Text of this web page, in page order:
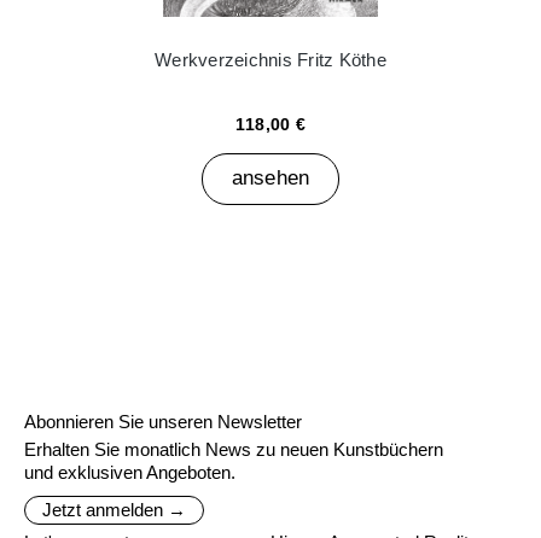
Werkverzeichnis Fritz Köthe
118,00 €
ansehen
Abonnieren Sie unseren Newsletter
Erhalten Sie monatlich News zu neuen Kunstbüchern
und exklusiven Angeboten.
Jetzt anmelden →